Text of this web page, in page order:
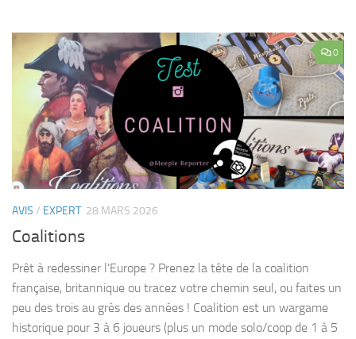
0
AVIS / EXPERT 28 MARS 2026
Coalitions
Prêt à redessiner l’Europe ? Prenez la tête de la coalition
française, britannique ou tracez votre chemin seul, ou faites un
peu des trois au grès des années ! Coalition est un wargame
historique pour 3 à 6 joueurs (plus un mode solo/coop de 1 à 5